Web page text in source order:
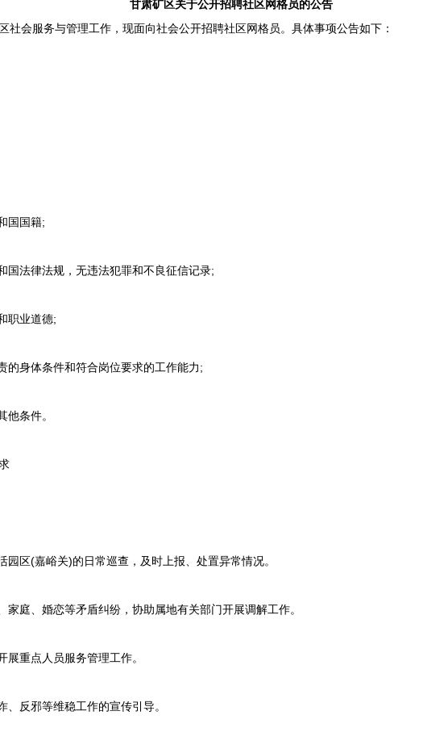
甘肃矿区关于公开招聘社区网格员的公告
服务与管理工作，现面向社会公开招聘社区网格员。具体事项公告如下：
国国籍;
法律法规，无违法犯罪和不良征信记录;
业道德;
身体条件和符合岗位要求的工作能力;
条件。
区(嘉峪关)的日常巡查，及时上报、处置异常情况。
庭、婚恋等矛盾纠纷，协助属地有关部门开展调解工作。
重点人员服务管理工作。
反邪等维稳工作的宣传引导。